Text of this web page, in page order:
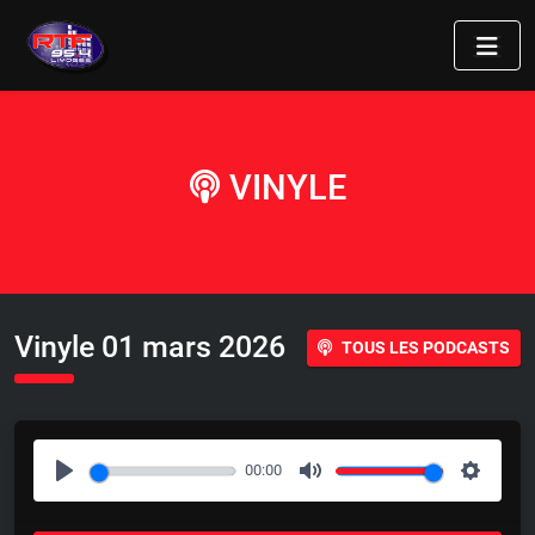
VINYLE
Vinyle 01 mars 2026 TOUS LES PODCASTS
P
l
00:00
M
u
S
e